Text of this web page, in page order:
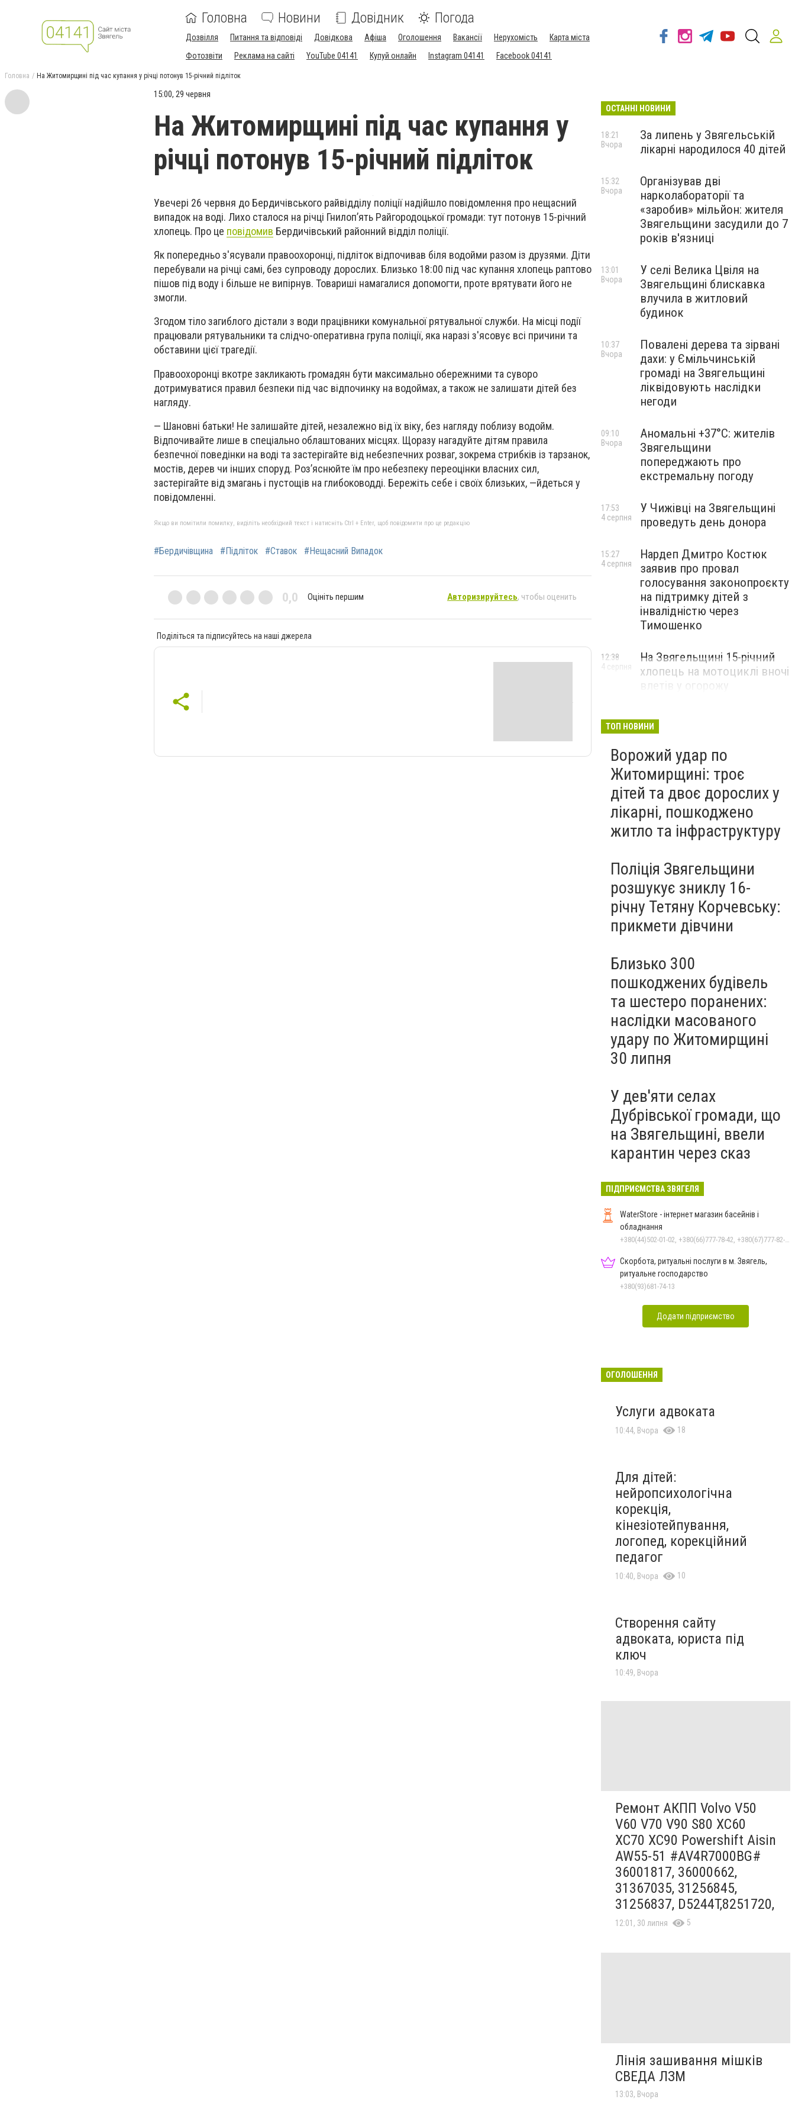
Головна Новини Довідник Погода
Дозвілля Питання та відповіді Довідкова Афіша Оголошення Вакансії Нерухомість
Карта міста
Фотозвіти
Реклама на сайті YouTube 04141 Купуй онлайн Instagram 04141 Facebook 04141
Головна На Житомирщині під час купання у річці потонув 15-річний підліток
15:00, 29 червня
На Житомирщині під час купання у
річці потонув 15-річний підліток
Увечері 26 червня до Бердичівського райвідділу поліції надійшло повідомлення про нещасний
випадок на воді. Лихо сталося на річці Гнилоп’ять Райгородоцької громади: тут потонув 15-річний
хлопець. Про це повідомив Бердичівський районний відділ поліції.
Як попередньо з'ясували правоохоронці, підліток відпочивав біля водойми разом із друзями. Діти
перебували на річці самі, без супроводу дорослих. Близько 18:00 під час купання хлопець раптово
пішов під воду і більше не випірнув. Товариші намагалися допомогти, проте врятувати його не
змогли.
Згодом тіло загиблого дістали з води працівники комунальної рятувальної служби. На місці події
працювали рятувальники та слідчо-оперативна група поліції, яка наразі з'ясовує всі причини та
обставини цієї трагедії.
Правоохоронці вкотре закликають громадян бути максимально обережними та суворо
дотримуватися правил безпеки під час відпочинку на водоймах, а також не залишати дітей без
нагляду.
— Шановні батьки! Не залишайте дітей, незалежно від їх віку, без нагляду поблизу водойм.
Відпочивайте лише в спеціально облаштованих місцях. Щоразу нагадуйте дітям правила
безпечної поведінки на воді та застерігайте від небезпечних розваг, зокрема стрибків із тарзанок,
мостів, дерев чи інших споруд. Роз’яснюйте їм про небезпеку переоцінки власних сил,
застерігайте від змагань і пустощів на глибоководді. Бережіть себе і своїх близьких, —йдеться у
повідомленні.
Якщо ви помітили помилку, виділіть необхідний текст і натисніть Ctrl + Enter, щоб повідомити про це редакцію
#Бердичівщина #Підліток #Ставок #Нещасний Випадок
0,0 Оцініть першим Авторизируйтесь, чтобы оценить
Поділіться та підписуйтесь на наші джерела
ОСТАННІ НОВИНИ
За липень у Звягельській
лікарні народилося 40 дітей
18:21
Вчора
Організував дві
нарколабораторії та
«заробив» мільйон: жителя
Звягельщини засудили до 7
років в'язниці
15:32
Вчора
У селі Велика Цвіля на
Звягельщині блискавка
влучила в житловий
будинок
13:01
Вчора
Повалені дерева та зірвані
дахи: у Ємільчинській
громаді на Звягельщині
ліквідовують наслідки
негоди
10:37
Вчора
Аномальні +37°C: жителів
Звягельщини
попереджають про
екстремальну погоду
09:10
Вчора
У Чижівці на Звягельщині
проведуть день донора
17:53
4 серпня
Нардеп Дмитро Костюк
заявив про провал
голосування законопроєкту
на підтримку дітей з
інвалідністю через
Тимошенко
15:27
4 серпня
На Звягельщині 15-річний
хлопець на мотоциклі вночі
12:38
4 серпня
ТОП НОВИНИ
Ворожий удар по
Житомирщині: троє
дітей та двоє дорослих у
лікарні, пошкоджено
житло та інфраструктуру
Поліція Звягельщини
розшукує зниклу 16-
річну Тетяну Корчевську:
прикмети дівчини
Близько 300
пошкоджених будівель
та шестеро поранених:
наслідки масованого
удару по Житомирщині
30 липня
У дев'яти селах
Дубрівської громади, що
на Звягельщині, ввели
карантин через сказ
ПІДПРИЄМСТВА ЗВЯГЕЛЯ
WaterStore - інтернет магазин басейнів і
обладнання
+380(44)502-01-02, +380(66)777-78-42, +380(67)777-82-19, +380(67)890-80-80, +380(73)890-80-80, +380(44)502-01-03
Скорбота, ритуальні послуги в м. Звягель,
ритуальне господарство
+380(93)681-74-13
Додати підприємство
ОГОЛОШЕННЯ
Услуги адвоката
10:44, Вчора 18
Для дітей:
нейропсихологічна
корекція,
кінезіотейпування,
логопед, корекційний
педагог
10:40, Вчора 10
Створення сайту
адвоката, юриста під
ключ
10:49, Вчора
Ремонт АКПП Volvo V50
V60 V70 V90 S80 XC60
XC70 XC90 Powershift Aisin
AW55-51 #AV4R7000BG#
36001817, 36000662,
31367035, 31256845,
31256837, D5244T,8251720,
12:01, 30 липня 5
Лінія зашивання мішків
СВЕДА ЛЗМ
13:03, Вчора